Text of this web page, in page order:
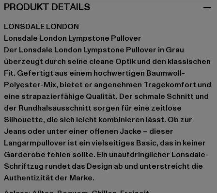
PRODUKT DETAILS
LONSDALE LONDON
Lonsdale London Lympstone Pullover
Der Lonsdale London Lympstone Pullover in Grau
überzeugt durch seine cleane Optik und den klassischen
Fit. Gefertigt aus einem hochwertigen Baumwoll-
Polyester-Mix, bietet er angenehmen Tragekomfort und
eine strapazierfähige Qualität. Der schmale Schnitt und
der Rundhalsausschnitt sorgen für eine zeitlose
Silhouette, die sich leicht kombinieren lässt. Ob zur
Jeans oder unter einer offenen Jacke – dieser
Langarmpullover ist ein vielseitiges Basic, das in keiner
Garderobe fehlen sollte. Ein unaufdringlicher Lonsdale-
Schriftzug rundet das Design ab und unterstreicht die
Authentizität der Marke.